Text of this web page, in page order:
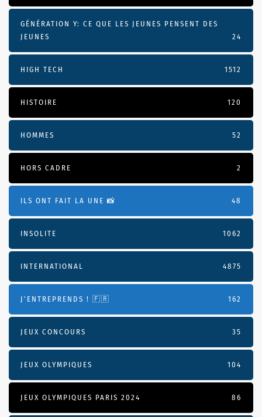
GÉNÉRATION Y: CE QUE LES JEUNES PENSENT DES
JEUNES
24
HIGH TECH 1512
HISTOIRE 120
HOMMES 52
HORS CADRE 2
ILS ONT FAIT LA UNE 📸 48
INSOLITE 1062
INTERNATIONAL 4875
J'ENTREPRENDS ! 🇫🇷 162
JEUX CONCOURS 35
JEUX OLYMPIQUES 104
JEUX OLYMPIQUES PARIS 2024 86